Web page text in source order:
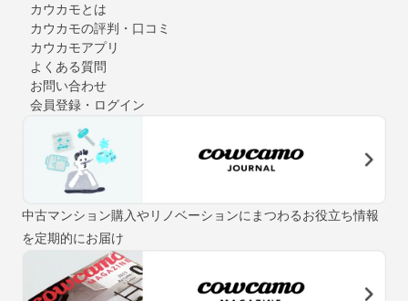
カウカモとは
カウカモの評判・口コミ
カウカモアプリ
よくある質問
お問い合わせ
会員登録・ログイン
中古マンション購入やリノベーションにまつわるお役立ち情報
を定期的にお届け